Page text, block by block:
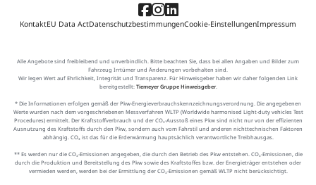
KontaktEU Data ActDatenschutzbestimmungenCookie-EinstellungenImpressum
Alle Angebote sind freibleibend und unverbindlich. Bitte beachten Sie, dass bei allen Angaben und Bilder zum
Fahrzeug Irrtümer und Änderungen vorbehalten sind.
Wir legen Wert auf Ehrlichkeit, Integrität und Transparenz. Für Hinweisgeber haben wir daher folgenden Link
bereitgestellt: Tiemeyer Gruppe Hinweisgeber.
* Die Informationen erfolgen gemäß der Pkw-Energieverbrauchskennzeichnungsverordnung. Die angegebenen
Werte wurden nach dem vorgeschriebenen Messverfahren WLTP (Worldwide harmonised Light-duty vehicles Test
Procedures) ermittelt. Der Kraftstoffverbrauch und der CO₂-Ausstoß eines Pkw sind nicht nur von der effizienten
Ausnutzung des Kraftstoffs durch den Pkw, sondern auch vom Fahrstil und anderen nichttechnischen Faktoren
abhängig. CO₂ ist das für die Erderwärmung hauptsächlich verantwortliche Treibhausgas.
** Es werden nur die CO₂-Emissionen angegeben, die durch den Betrieb des Pkw entstehen. CO₂-Emissionen, die
durch die Produktion und Bereitstellung des Pkw sowie des Kraftstoffes bzw. der Energieträger entstehen oder
vermieden werden, werden bei der Ermittlung der CO₂-Emissionen gemäß WLTP nicht berücksichtigt.